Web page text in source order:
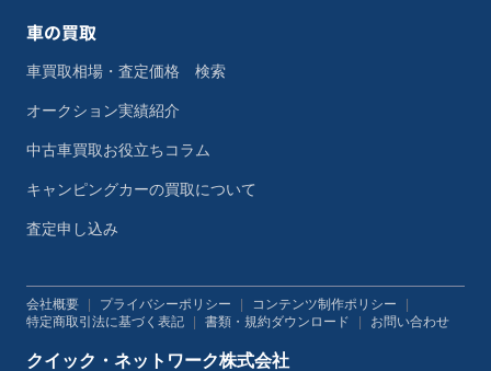
車の買取
車買取相場・査定価格 検索
オークション実績紹介
中古車買取お役立ちコラム
キャンピングカーの買取について
査定申し込み
会社概要 プライバシーポリシー コンテンツ制作ポリシー
特定商取引法に基づく表記
書類・規約ダウンロード お問い合わせ
クイック・ネットワーク株式会社